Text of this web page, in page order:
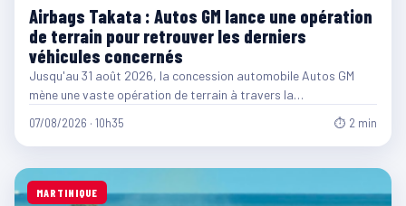
Airbags Takata : Autos GM lance une opération
de terrain pour retrouver les derniers
véhicules concernés
Jusqu'au 31 août 2026, la concession automobile Autos GM
mène une vaste opération de terrain à travers la…
07/08/2026 · 10h35 ⏱ 2 min
MARTINIQUE